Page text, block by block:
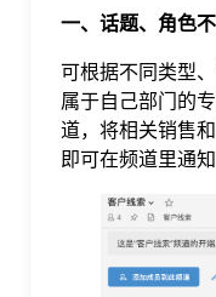
格
一、 话题、 角色
可根据不同类型
属于自己部门的
道，将相关销售
即可在频道里通